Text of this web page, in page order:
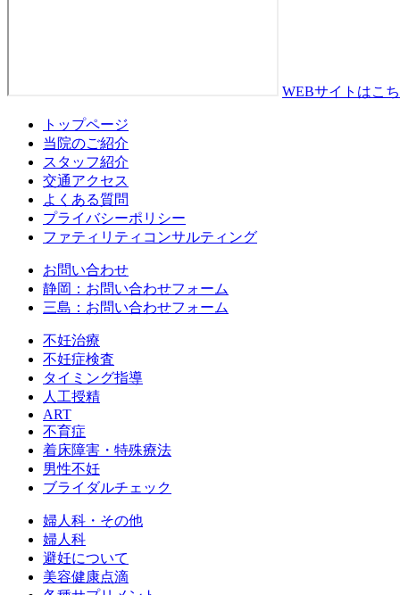
WEBサイトはこ
トップページ
当院のご紹介
スタッフ紹介
交通アクセス
よくある質問
プライバシーポリシー
ファティリティコンサルティング
お問い合わせ
静岡：お問い合わせフォーム
三島：お問い合わせフォーム
不妊治療
不妊症検査
タイミング指導
人工授精
ART
不育症
着床障害・特殊療法
男性不妊
ブライダルチェック
婦人科・その他
婦人科
避妊について
美容健康点滴